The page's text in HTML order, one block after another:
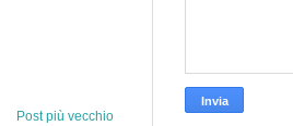
Post più vecchio